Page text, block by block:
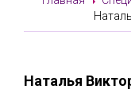
Наталья